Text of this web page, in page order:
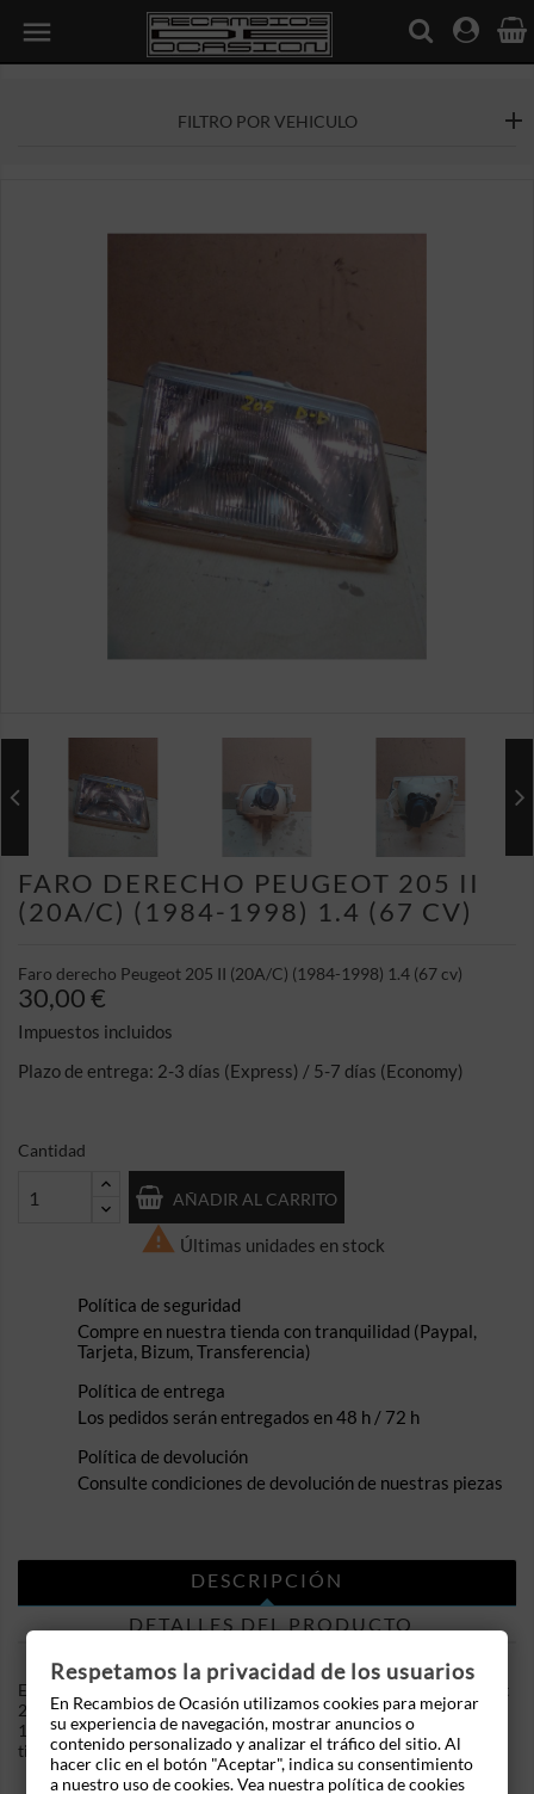

FILTRO POR VEHICULO
FARO DERECHO PEUGEOT 205 II
(20A/C) (1984-1998) 1.4 (67 CV)
Faro derecho Peugeot 205 II (20A/C) (1984-1998) 1.4 (67 cv)
30,00 €
Impuestos incluidos
Plazo de entrega: 2-3 días (Express) / 5-7 días (Economy)
Cantidad
AÑADIR AL CARRITO
 Últimas unidades en stock
Política de seguridad
Compre en nuestra tienda con tranquilidad (Paypal,
Tarjeta, Bizum, Transferencia)
Política de entrega
Los pedidos serán entregados en 48 h / 72 h
Política de devolución
Consulte condiciones de devolución de nuestras piezas
DESCRIPCIÓN
DETALLES DEL PRODUCTO
En Recambios de Ocasion disponemos de Faro derecho Peugeot
205 II (20A/C) (1984-1998) 1.4 (67 cv) .Referencia Interna:
12091123064370. Ademas, disponemos de mas recambios, si
tiene cualquier duda consultenos.
Respetamos la privacidad de los usuarios
En Recambios de Ocasión utilizamos cookies para mejorar
su experiencia de navegación, mostrar anuncios o
contenido personalizado y analizar el tráfico del sitio. Al
hacer clic en el botón "Aceptar", indica su consentimiento
a nuestro uso de cookies. Vea nuestra política de cookies